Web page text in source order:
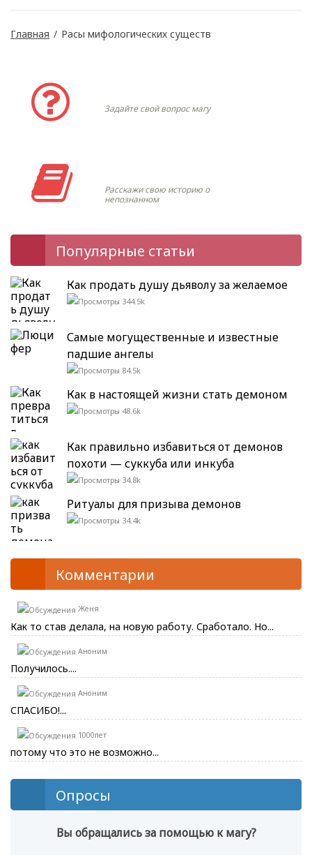
Главная / Расы мифологических существ
Задайте свой вопрос магу
Расскажи свою историю о
непознанном
Популярные статьи
Как продать душу дьяволу за желаемое
344.5k
Самые могущественные и известные
падшие ангелы
84.5k
Как в настоящей жизни стать демоном
48.6k
Как правильно избавиться от демонов
похоти — суккуба или инкуба
34.8k
Ритуалы для призыва демонов
34.4k
Комментарии
Женя
Как то став делала, на новую работу. Сработало. Но...
Аноним
Получилось....
Аноним
СПАСИБО!...
1000лет
потому что это не возможно...
Опросы
Вы обращались за помощью к магу?